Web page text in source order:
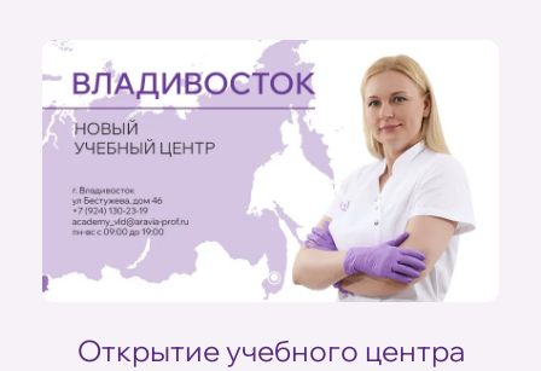
Открытие учебного центра